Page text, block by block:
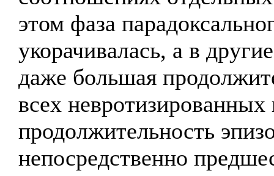
этом фаза
укорачивалась, а в
даже большая
всех
продолжительность
непосредственно